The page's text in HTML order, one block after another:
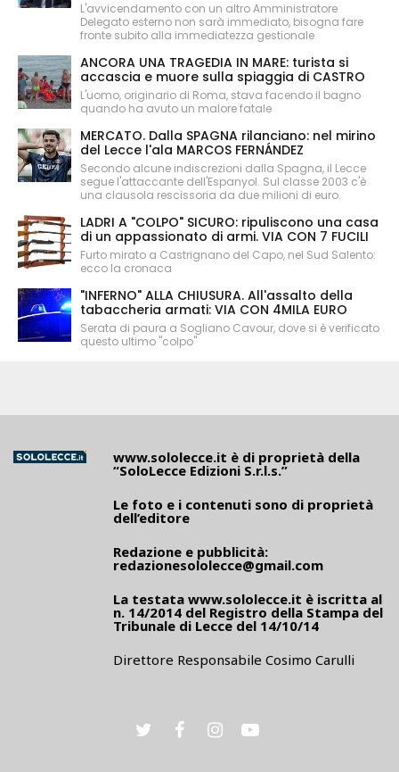
L'avvicendamento con un altro Amministratore
Delegato esterno non sarà immediato, bisogna fare
fronte subito alla immediatezza gestionale
ANCORA UNA TRAGEDIA IN MARE: turista si
accascia e muore sulla spiaggia di CASTRO
L'uomo, originario di Roma, stava facendo il bagno
quando ha avuto un malore fatale
MERCATO. Dalla SPAGNA rilanciano: nel mirino
del Lecce l'ala MARCOS FERNÁNDEZ
Secondo alcune indiscrezioni dalla Spagna, il Lecce
segue l'attaccante dell'Espanyol. Sul classe 2003 c'è
una clausola rescissoria da due milioni di euro.
LADRI A "COLPO" SICURO: ripuliscono una casa
di un appassionato di armi. VIA CON 7 FUCILI
Furto mirato a Castrignano del Capo, nel Sud Salento:
ecco la cronaca
"INFERNO" ALLA CHIUSURA. All'assalto della
tabaccheria armati: VIA CON 4MILA EURO
Serata di paura a Sogliano Cavour, dove si è verificato
questo ultimo "colpo"
www.sololecce.it è di proprietà della
“SoloLecce Edizioni S.r.l.s.”
Le foto e i contenuti sono di proprietà
dell’editore
Redazione e pubblicità:
redazionesololecce@gmail.com
La testata www.sololecce.it è iscritta al
n. 14/2014 del Registro della Stampa del
Tribunale di Lecce del 14/10/14
Direttore Responsabile Cosimo Carulli